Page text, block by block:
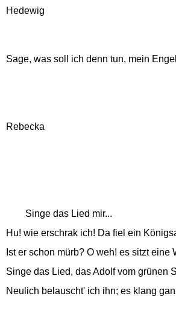
Hedewig
Sage, was soll ich denn tun, mein
Rebecka
Singe das Lied mir...
Hu! wie erschrak ich! Da fiel ein
Ist er schon mürb? O weh! es sitzt eine
Singe das Lied, das Adolf vom grünen
Neulich belauscht' ich ihn; es klang